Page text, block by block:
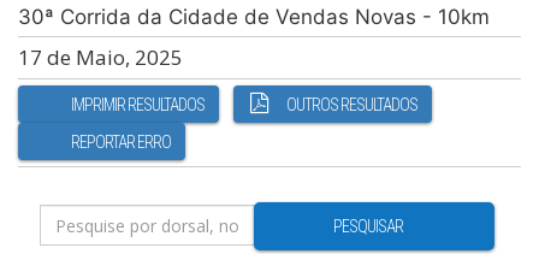
30ª Corrida da Cidade de Vendas Novas - 10km
17 de Maio, 2025
IMPRIMIR RESULTADOS
OUTROS RESULTADOS
REPORTAR ERRO
PESQUISAR